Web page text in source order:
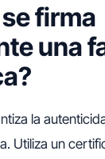
firma
una
la
Utiliza un